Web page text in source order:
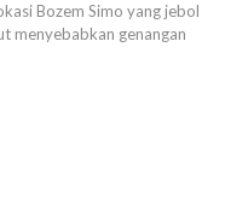
Bozem Simo yang jebol
menyebabkan genangan